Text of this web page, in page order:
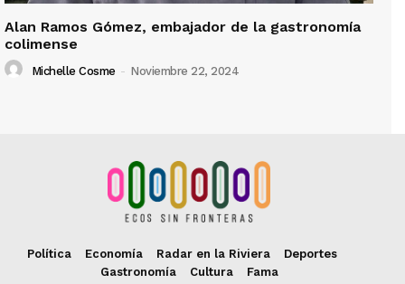
Alan Ramos Gómez, embajador de la gastronomía
colimense
Michelle Cosme - Noviembre 22, 2024
Política Economía Radar en la Riviera
Deportes
Gastronomía
Cultura Fama